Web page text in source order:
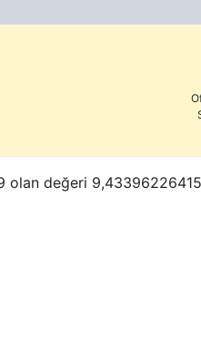
olan değeri